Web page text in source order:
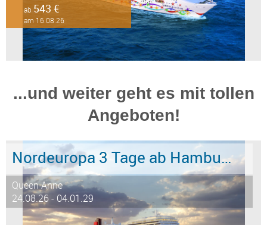
ab 543 €
am 16.08.26
...und weiter geht es mit tollen
Angeboten!
Nordeuropa 3 Tage ab Hamburg an Southampton
Queen Anne
24.08.26 - 04.01.29